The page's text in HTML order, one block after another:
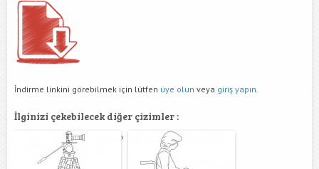
İndirme linkini görebilmek için lütfen üye olun veya giriş yapın.
İlginizi çekebilecek diğer çizimler :